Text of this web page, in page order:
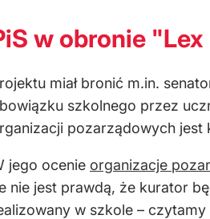
w obronie
miał bronić m.in.
szkolnego przez
pozarządowych jest
jego ocenie organizacje
nie jest prawdą, że kurator
w szkole – czytamy